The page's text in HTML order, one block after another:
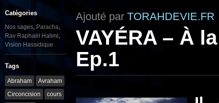
Catégories
Nos sages, Paracha,
Rav Raphaël Halimi,
Vision Hassidique
Tags
Abraham
Avraham
Circoncision
cours
Ajouté par TORAHDEVIE.FR
VAYÉRA – À
Ep.1